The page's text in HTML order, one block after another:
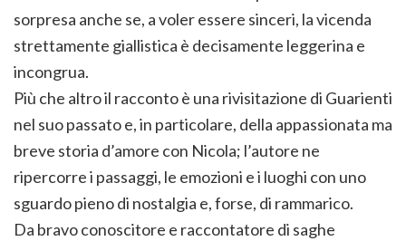
sorpresa anche se, a voler essere sinceri, la vicenda
strettamente giallistica è decisamente leggerina e
incongrua.
Più che altro il racconto è una rivisitazione di Guarienti
nel suo passato e, in particolare, della appassionata ma
breve storia d’amore con Nicola; l’autore ne
ripercorre i passaggi, le emozioni e i luoghi con uno
sguardo pieno di nostalgia e, forse, di rammarico.
Da bravo conoscitore e raccontatore di saghe